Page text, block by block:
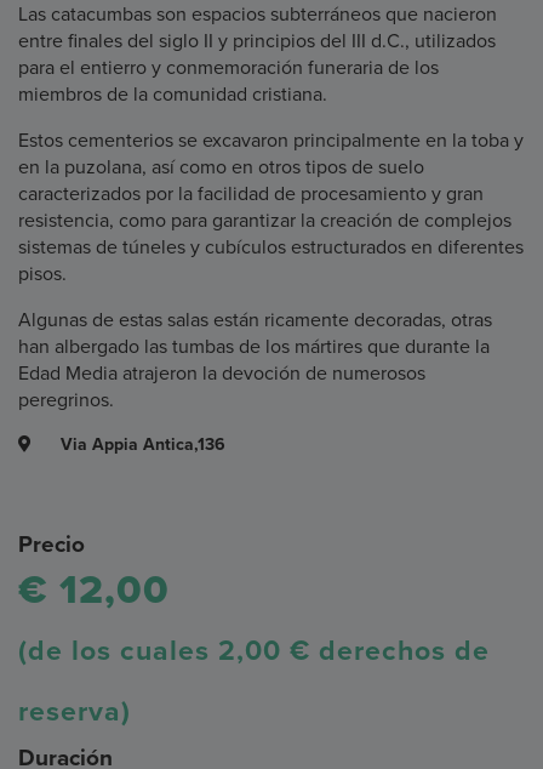
Las catacumbas son espacios subterráneos que nacieron
entre finales del siglo II y principios del III d.C., utilizados
para el entierro y conmemoración funeraria de los
miembros de la comunidad cristiana.
Estos cementerios se excavaron principalmente en la toba y
en la puzolana, así como en otros tipos de suelo
caracterizados por la facilidad de procesamiento y gran
resistencia, como para garantizar la creación de complejos
sistemas de túneles y cubículos estructurados en diferentes
pisos.
Algunas de estas salas están ricamente decoradas, otras
han albergado las tumbas de los mártires que durante la
Edad Media atrajeron la devoción de numerosos
peregrinos.
Via Appia Antica,136
Precio
€ 12,00
(de los cuales 2,00 € derechos de
reserva)
Duración